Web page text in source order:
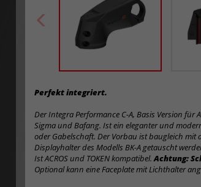
Perfekt integriert.
Der Integra Performance C-A, Basis Version für
Sigma und Bafang. Ist ein eleganter und
oder Gabelschaft. Der Vorbau ist baugleich mit
Displayhalter des Modells BK-A getauscht
Ist ACROS und TOKEN kompatibel.Achtung:
Optional kann eine Faceplate mit Lichthalter